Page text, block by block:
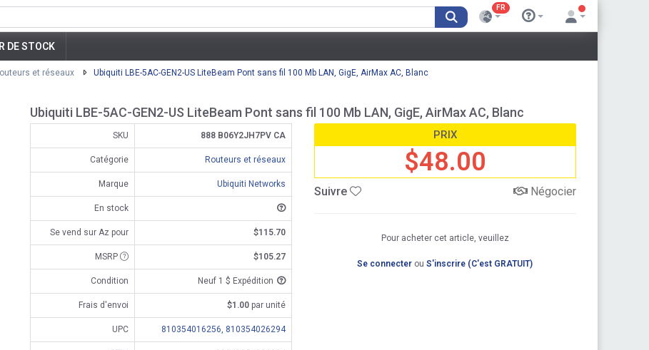
FR
DE STOCK
et réseaux Ubiquiti LBE-5AC-GEN2-US LiteBeam Pont sans fil 100 Mb LAN, GigE, AirMax AC, Blanc
Ubiquiti LBE-5AC-GEN2-US LiteBeam Pont sans fil 100 Mb LAN, GigE, AirMax AC, Blanc
SKU 888 B06Y2JH7PV CA
Catégorie Routeurs et réseaux
Marque Ubiquiti Networks
En stock
Se vend sur Az pour $115.70
MSRP $105.27
Condition Neuf 1 $ Expédition
Frais d'envoi $1.00 par unité
UPC 810354016256, 810354026294
PRIX
$48.00
Suivre Négocier
Pour acheter cet article, veuillez
Se connecter ouS'inscrire (C'est GRATUIT)